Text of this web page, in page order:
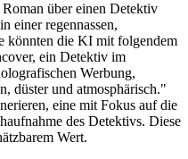
über einen Detektiv
einer regennassen,
könnten die KI mit folgendem
ein Detektiv im
Werbung,
düster und atmosphärisch."
eine mit Fokus auf die
des Detektivs. Diese
Wert.